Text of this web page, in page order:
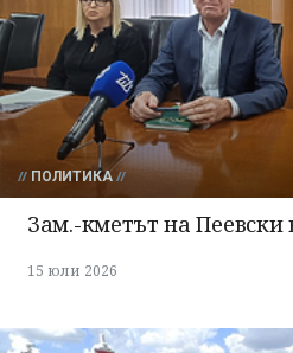
ПОЛИТИКА
Зам.-кметът на
15 юли 2026